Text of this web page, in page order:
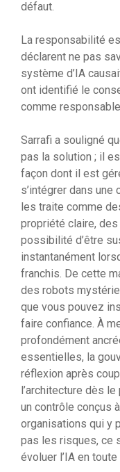
défaut.
La responsabilité
déclarent ne pas
système d’IA
ont identifié le
comme
Sarrafi a souligné
pas la solution ; il
façon dont il est
s’intégrer dans
les traite comme
propriété claire,
possibilité d’être
instantanément
franchis. De cette
des robots
que vous pouvez
faire confiance. À
profondément
essentielles, la
réflexion après
l’architecture dès
un contrôle conçus
organisations qui y
pas les risques, ce
évoluer l’IA en